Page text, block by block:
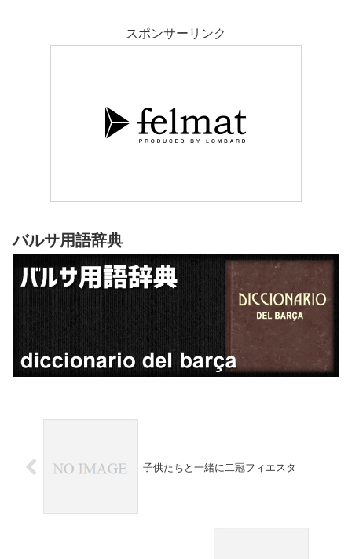
がこう着状態となっていましたが、選手がバケーションから戻ってく
る今週は、なんらかの動きも期待されます。一方でバルサではエンリ
スポンサーリンク
バルサ用語辞典
子供たちと一緒に二冠フィエスタ